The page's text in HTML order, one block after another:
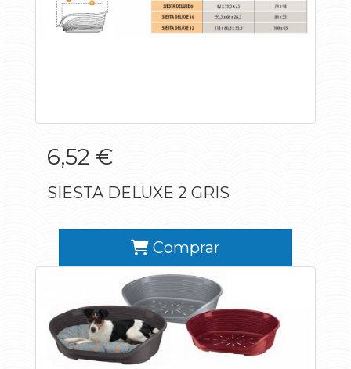
6,52 €
SIESTA DELUXE 2 GRIS
Comprar